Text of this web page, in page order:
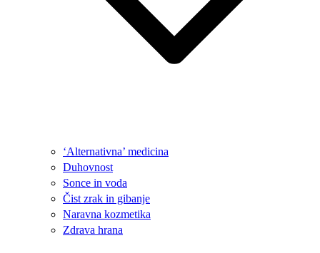
‘Alternativna’ medicina
Duhovnost
Sonce in voda
Čist zrak in gibanje
Naravna kozmetika
Zdrava hrana